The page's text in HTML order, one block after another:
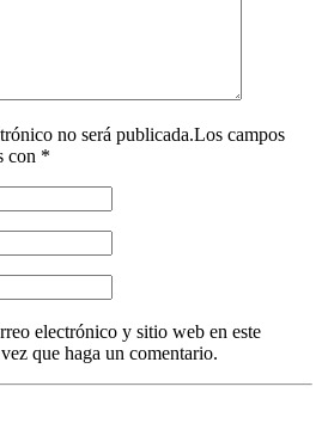
no será publicada.Los campos
con *
electrónico y sitio web en este
que haga un comentario.